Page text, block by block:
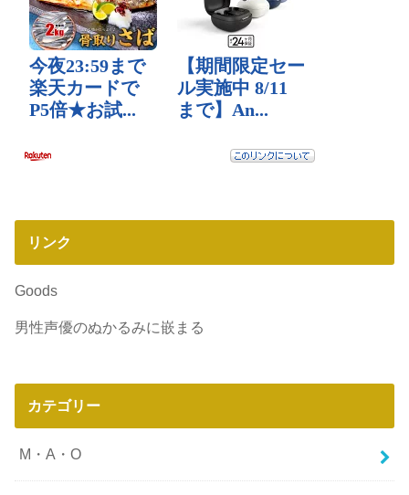
リンク
Goods
男性声優のぬかるみに嵌まる
カテゴリー
M・A・O